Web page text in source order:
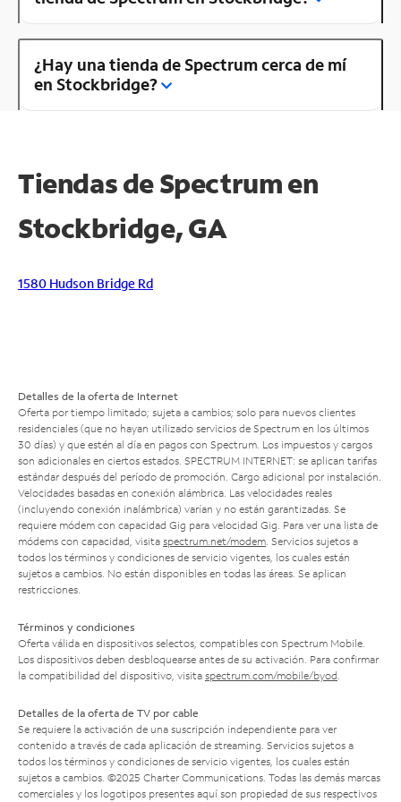
¿Hay una tienda de Spectrum cerca de mí
en Stockbridge?
Tiendas de Spectrum en
Stockbridge, GA
1580 Hudson Bridge Rd
Detalles de la oferta de Internet
Oferta por tiempo limitado; sujeta a cambios; solo para nuevos clientes
residenciales (que no hayan utilizado servicios de Spectrum en los últimos
30 días) y que estén al día en pagos con Spectrum. Los impuestos y cargos
son adicionales en ciertos estados. SPECTRUM INTERNET: se aplican tarifas
estándar después del período de promoción. Cargo adicional por instalación.
Velocidades basadas en conexión alámbrica. Las velocidades reales
(incluyendo conexión inalámbrica) varían y no están garantizadas. Se
requiere módem con capacidad Gig para velocidad Gig. Para ver una lista de
módems con capacidad, visita spectrum.net/modem . Servicios sujetos a
todos los términos y condiciones de servicio vigentes, los cuales están
sujetos a cambios. No están disponibles en todas las áreas. Se aplican
restricciones.
Términos y condiciones
Oferta válida en dispositivos selectos, compatibles con Spectrum Mobile.
Los dispositivos deben desbloquearse antes de su activación. Para confirmar
la compatibilidad del dispositivo, visita spectrum.com/mobile/byod
Detalles de la oferta de TV por cable
Se requiere la activación de una suscripción independiente para ver
contenido a través de cada aplicación de streaming. Servicios sujetos a
todos los términos y condiciones de servicio vigentes, los cuales están
sujetos a cambios. ©2025 Charter Communications. Todas las demás marcas
comerciales y los logotipos presentes aquí son propiedad de sus respectivos